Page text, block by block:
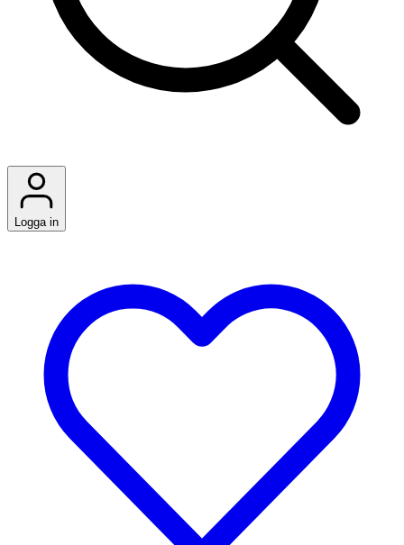
Logga in